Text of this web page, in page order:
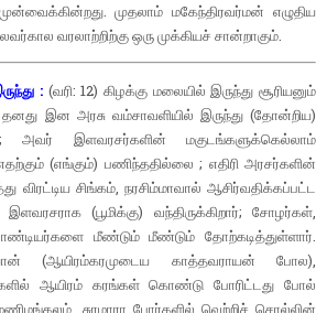
முதலாம் மகேந்திரவர்மன் எழுதிய
வரலாற்றிற்கு ஒரு முக்கியச் சான்றாகும்.
:(வரி: 12) கிழக்கு மலையில் இருந்து சூரியனும்
தனது இன அரசு வம்சாவளியில் இருந்து (தோன்றிய)
அவர் இளவரசர்களின் மகுடங்களுக்கெல்லாம்
(எங்கும்) பணிந்ததில்லை ; எதிரி அரசர்களின்
விரட்டிய சிங்கம், நரசிம்மாவால் ஆசிர்வதிக்கப்பட்ட
(பூமிக்கு) வந்திருக்கிறார்; சோழர்கள்,
மீண்டும் மீண்டும் தோற்கடித்துள்ளார்.
(ஆயிரம்கரமுடைய காத்தவராயன் போல),
ஆயிரம் கரங்கள் கொண்டு போரிட்டது போல்
சுரமாரா போர்களில் வெற்றிச் சொல்லின்